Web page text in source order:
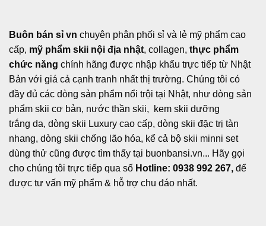
Buôn bán sỉ vn chuyên phân phối sỉ và lẻ mỹ phẩm cao
cấp, mỹ phẩm skii nội địa nhật, collagen, thực phẩm
chức năng chính hãng được nhập khẩu trực tiếp từ Nhật
Bản với giá cả cạnh tranh nhất thị trường. Chúng tôi có
đầy đủ các dòng sản phẩm nổi trội tại Nhật, như dòng sản
phẩm skii cơ bản, nước thần skii, kem skii dưỡng
trắng da, dòng skii Luxury cao cấp, dòng skii đặc trị tàn
nhang, dòng skii chống lão hóa, kể cả bộ skii minni set
dùng thử cũng được tìm thấy tại buonbansi.vn... Hãy gọi
cho chúng tôi trực tiếp qua số Hotline: 0938 992 267, để
được tư vấn mỹ phẩm & hỗ trợ chu đáo nhất.